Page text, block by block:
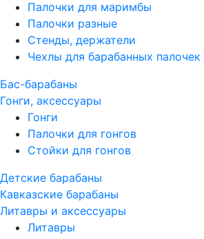
Палочки для маримбы
Палочки разные
Стенды, держатели
Чехлы для барабанных палочек
Бас-барабаны
Гонги, аксессуары
Гонги
Палочки для гонгов
Стойки для гонгов
Детские барабаны
Кавказские барабаны
Литавры и аксессуары
Литавры